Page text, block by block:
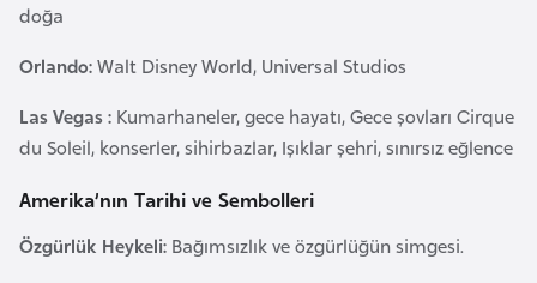
doğa
Orlando:Walt Disney World, Universal Studios
Las Vegas : Kumarhaneler, gece hayatı, Gece şovları Cirque
du Soleil, konserler, sihirbazlar, Işıklar şehri, sınırsız eğlence
Amerika’nın Tarihi ve Sembolleri
Özgürlük Heykeli: Bağımsızlık ve özgürlüğün simgesi.
k
a
B
n
n